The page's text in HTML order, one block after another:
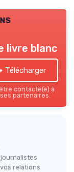
livre blanc
Télécharger
contacté(e) à
partenaires.
relations